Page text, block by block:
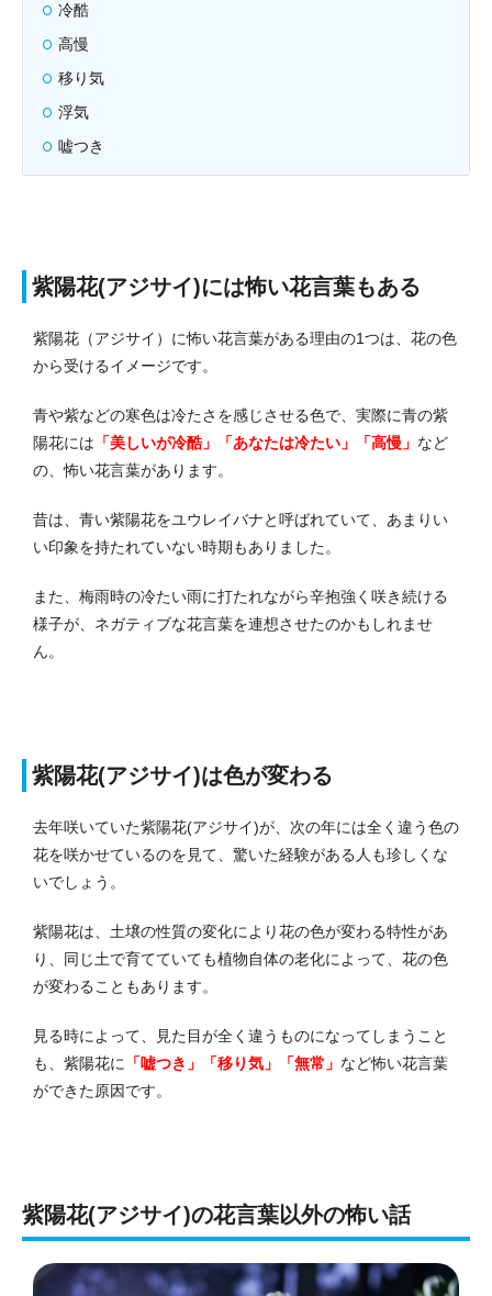
冷酷
高慢
移り気
浮気
嘘つき
紫陽花(アジサイ)には怖い花言葉もある
紫陽花（アジサイ）に怖い花言葉がある理由の1つは、花の色
から受けるイメージです。
青や紫などの寒色は冷たさを感じさせる色で、実際に青の紫
陽花には 「美しいが冷酷」「あなたは冷たい」「高慢」 など
の、怖い花言葉があります。
昔は、青い紫陽花をユウレイバナと呼ばれていて、あまりい
い印象を持たれていない時期もありました。
また、梅雨時の冷たい雨に打たれながら辛抱強く咲き続ける
様子が、ネガティブな花言葉を連想させたのかもしれませ
ん。
紫陽花(アジサイ)は色が変わる
去年咲いていた紫陽花(アジサイ)が、次の年には全く違う色の
花を咲かせているのを見て、驚いた経験がある人も珍しくな
いでしょう。
紫陽花は、土壌の性質の変化により花の色が変わる特性があ
り、同じ土で育てていても植物自体の老化によって、花の色
が変わることもあります。
見る時によって、見た目が全く違うものになってしまうこと
も、紫陽花に 「嘘つき」「移り気」「無常」 など怖い花言葉
ができた原因です。
紫陽花(アジサイ)の花言葉以外の怖い話